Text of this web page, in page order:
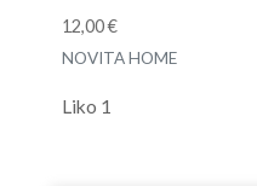
12,00€
NOVITA HOME
Liko 1